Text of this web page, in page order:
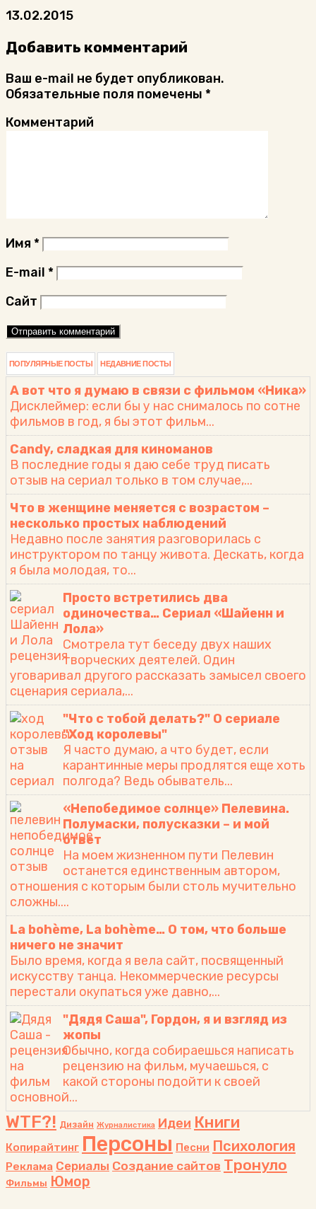
13.02.2015
Добавить комментарий
Ваш e-mail не будет опубликован.
Обязательные поля помечены *
Комментарий
Имя *
E-mail *
Сайт
ПОПУЛЯРНЫЕ ПОСТЫ НЕДАВНИЕ ПОСТЫ
А вот что я думаю в связи с фильмом «Ника»
Дисклеймер: если бы у нас снималось по сотне
фильмов в год, я бы этот фильм...
Candy, сладкая для киноманов
В последние годы я даю себе труд писать
отзыв на сериал только в том случае,...
Что в женщине меняется с возрастом –
несколько простых наблюдений
Недавно после занятия разговорилась с
инструктором по танцу живота. Дескать, когда
я была молодая, то...
Просто встретились два
одиночества… Сериал «Шайенн и
Лола»
Смотрела тут беседу двух наших
творческих деятелей. Один
уговаривал другого рассказать замысел своего
сценария сериала,...
"Что с тобой делать?" О сериале
"Ход королевы"
Я часто думаю, а что будет, если
карантинные меры продлятся еще хоть
полгода? Ведь обыватель...
«Непобедимое солнце» Пелевина.
Полумаски, полусказки – и мой
ответ
На моем жизненном пути Пелевин
останется единственным автором,
отношения с которым были столь мучительно
сложны....
La bohème, La bohème… О том, что больше
ничего не значит
Было время, когда я вела сайт, посвященный
искусству танца. Некоммерческие ресурсы
перестали окупаться уже давно,...
"Дядя Саша", Гордон, я и взгляд из
жопы
Обычно, когда собираешься написать
рецензию на фильм, мучаешься, с
какой стороны подойти к своей
основной...
WTF?! Дизайн Журналистика Идеи Книги
Копирайтинг Персоны Песни Психология
Реклама Сериалы Создание сайтов Тронуло
Фильмы Юмор